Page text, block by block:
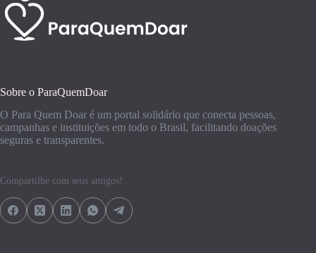
Sobre o ParaQuemDoar
O Para Quem Doar é um portal solidário que conecta pessoas,
campanhas e instituições em todo o Brasil, facilitando doações
seguras e transparentes.
Compartilhe com seus amigos!